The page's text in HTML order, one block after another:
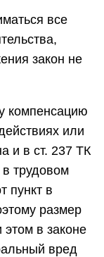
все
закон не
компенсацию
или
и в ст. 237 ТК
трудовом
пункт в
размер
в законе
вред